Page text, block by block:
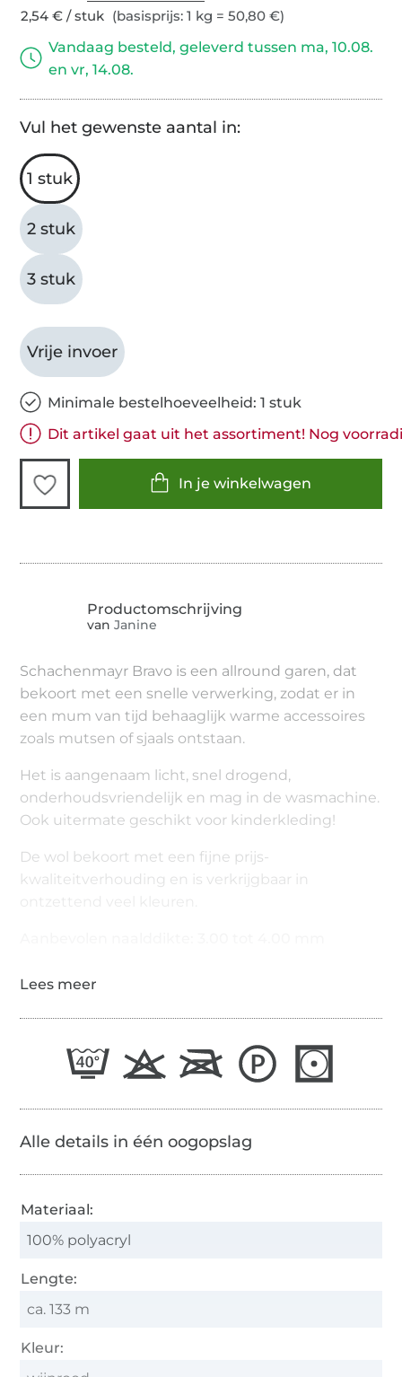
2,54 € / stuk (basisprijs: 1 kg = 50,80 €)
Vandaag besteld, geleverd tussen ma, 10.08.
en vr, 14.08.
Vul het gewenste aantal in:
1 stuk
2 stuk
3 stuk
Vrije invoer
Minimale bestelhoeveelheid: 1 stuk
Dit artikel gaat uit het assortiment! Nog
In je winkelwagen
van Janine
Schachenmayr Bravo is een allround garen, dat
bekoort met een snelle verwerking, zodat er in
een mum van tijd behaaglijk warme accessoires
zoals mutsen of sjaals ontstaan.
Het is aangenaam licht, snel drogend,
onderhoudsvriendelijk en mag in de wasmachine.
Ook uitermate geschikt voor kinderkleding!
De wol bekoort met een fijne prijs-
kwaliteitverhouding en is verkrijgbaar in
Alle details in één oogopslag
Materiaal:
100% polyacryl
Lengte:
ca. 133 m
Kleur: